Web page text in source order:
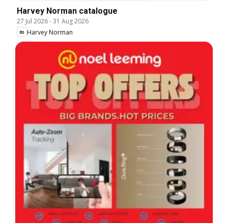
Harvey Norman catalogue
27 Jul 2026-31 Aug 2026
Harvey Norman